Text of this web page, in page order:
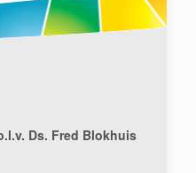
Ds. Fred Blokhuis